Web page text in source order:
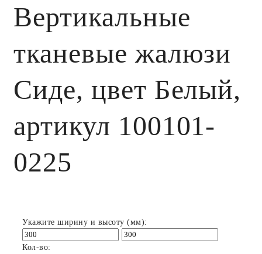
Вертикальные
тканевые жалюзи
Сиде, цвет Белый,
артикул 100101-
0225
Укажите ширину и высоту (мм):
Кол-во: